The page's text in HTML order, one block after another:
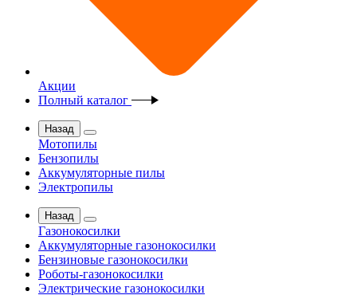
Акции
Полный каталог
Назад
Мотопилы
Бензопилы
Аккумуляторные пилы
Электропилы
Назад
Газонокосилки
Аккумуляторные газонокосилки
Бензиновые газонокосилки
Роботы-газонокосилки
Электрические газонокосилки